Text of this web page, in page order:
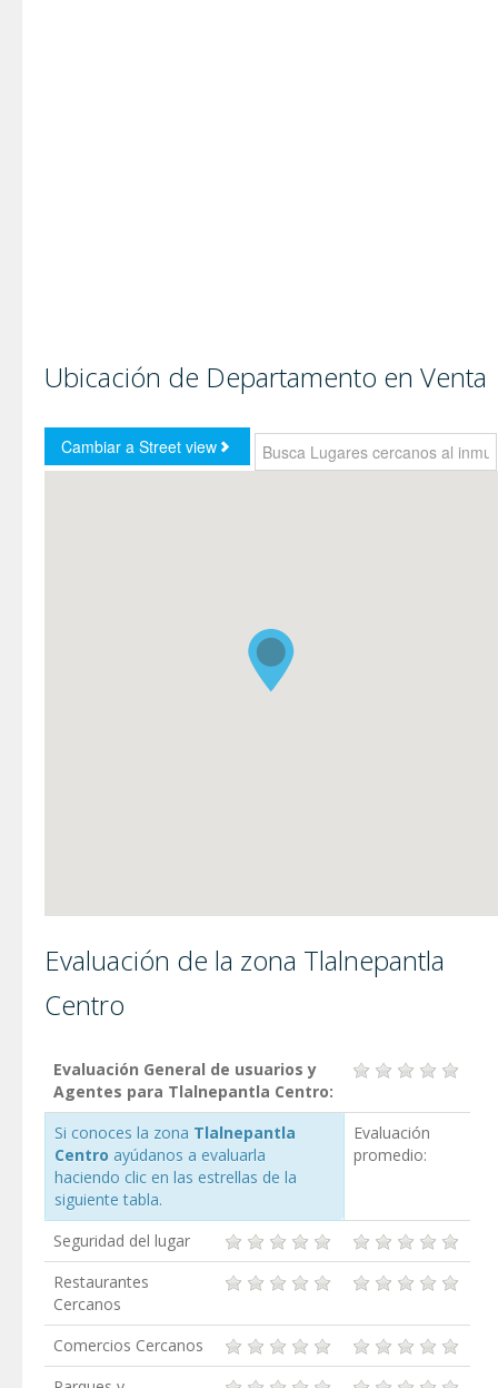
Ubicación de Departamento en Venta
Evaluación de la zona Tlalnepantla
Centro
Evaluación General de usuarios y
Agentes para Tlalnepantla Centro:
Si conoces la zona Tlalnepantla
Centro ayúdanos a evaluarla
haciendo clic en las estrellas de la
siguiente tabla.
Evaluación
promedio:
Seguridad del lugar
Restaurantes
Cercanos
Comercios Cercanos